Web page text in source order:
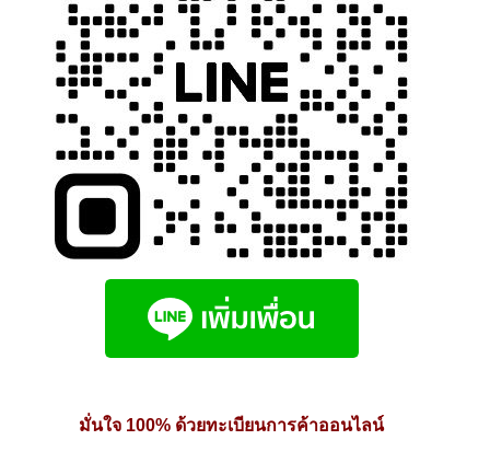
page
มั่นใจ 100% ด้วยทะเบียนการค้าออนไลน์